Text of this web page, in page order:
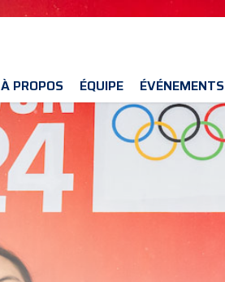
À PROPOS ÉQUIPE ÉVÉNEMENTS